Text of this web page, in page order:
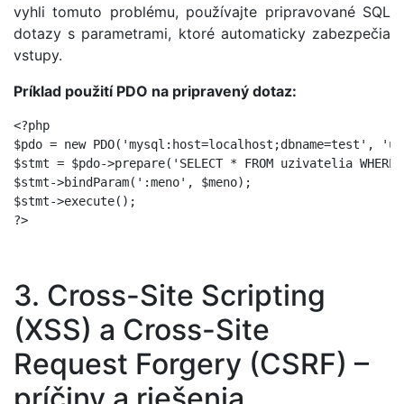
vyhli tomuto problému, používajte pripravované SQL
dotazy s parametrami, ktoré automaticky zabezpečia
vstupy.
Príklad použití PDO na pripravený dotaz:
<?php
$pdo = new PDO('mysql:host=localhost;dbname=test',
$stmt = $pdo->prepare('SELECT * FROM uzivatelia
$stmt->bindParam(':meno', $meno);
$stmt->execute();
?>
3. Cross-Site Scripting
(XSS) a Cross-Site
Request Forgery (CSRF) –